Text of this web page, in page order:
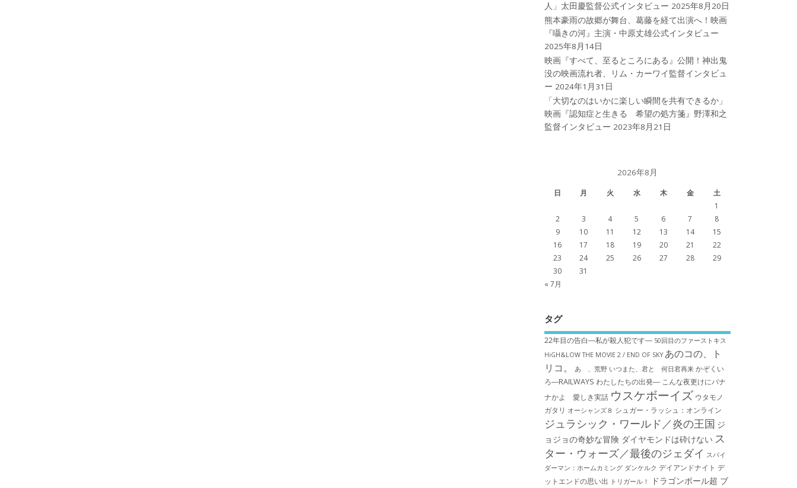
人」太田慶監督公式インタビュー 2025年8月20日
熊本豪雨の故郷が舞台、葛藤を経て出演へ！映画
『囁きの河』主演・中原丈雄公式インタビュー
2025年8月14日
映画『すべて、至るところにある』公開！神出鬼
没の映画流れ者、リム・カーワイ監督インタビュ
ー 2024年1月31日
「大切なのはいかに楽しい瞬間を共有できるか」
映画『認知症と生きる 希望の処方箋』野澤和之
監督インタビュー 2023年8月21日
2026年8月
日 月 火 水 木 金
土
1
2
3 4 5 6 7
8
9
10 11 12 13 14
15
16
17 18 19 20 21
22
23
24 25 26 27 28
29
30
31
« 7月
タグ
22年目の告白―私が殺人犯です― 50回目のファーストキス
HiGH&LOW THE MOVIE 2 / END OF SKY あのコの、ト
リコ。
あゝ、荒野 いつまた、君と 何日君再来 かぞくい
ろ―RAILWAYS わたしたちの出発― こんな夜更けにバナ
ナかよ 愛しき実話 ウスケボーイズ ウタモノ
ガタリ オーシャンズ８ シュガー・ラッシュ：オ​ンライン
ジュラシック・ワールド／炎の王国 ジ
ョジョの奇妙な冒険 ダイヤモンドは砕けない ス
ター・ウォーズ／最後のジェダイ スパイ
ダーマン：ホームカミング ダンケルク デイアンドナイト デ
ットエンドの思い出
トリガール！ ドラゴンボール超 ブ